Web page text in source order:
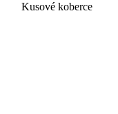
Kusové koberce